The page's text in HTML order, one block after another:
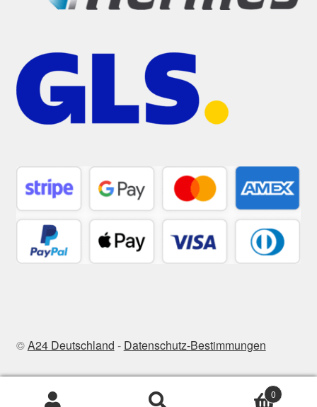
©A24 Deutschland - Datenschutz-Bestimmungen
Suchen
0